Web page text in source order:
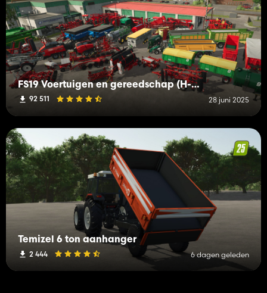
FS19 Voertuigen en gereedschap (H-K)
92 511 28 juni 2025
Temizel 6 ton aanhanger
2 444 6 dagen geleden